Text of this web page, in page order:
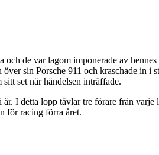
de var lagom imponerade av
sin Porsche 911 och kraschade in
set när händelsen inträffade.
I detta lopp tävlar tre förare från
för racing förra året.